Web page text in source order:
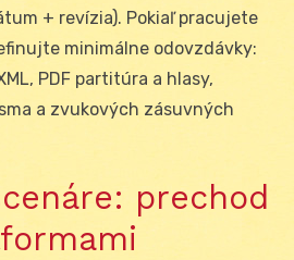
+ revízia). Pokiaľ pracujete
minimálne odovzdávky:
PDF partitúra a hlasy,
a zvukových zásuvných
prechod